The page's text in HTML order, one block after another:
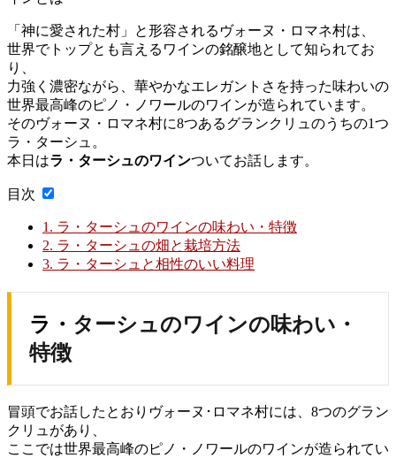
「神に愛された村」と形容されるヴォーヌ・ロマネ村は、
世界でトップとも言えるワインの銘醸地として知られてお
り、
力強く濃密ながら、華やかなエレガントさを持った味わいの
世界最高峰のピノ・ノワールのワインが造られています。
そのヴォーヌ・ロマネ村に8つあるグランクリュのうちの1つ
ラ・ターシュ。
本日はラ・ターシュのワインついてお話します。
目次
1. ラ・ターシュのワインの味わい・特徴
2. ラ・ターシュの畑と栽培方法
3. ラ・ターシュと相性のいい料理
ラ・ターシュのワインの味わい・
特徴
冒頭でお話したとおりヴォーヌ･ロマネ村には、8つのグラン
クリュがあり、
ここでは世界最高峰のピノ・ノワールのワインが造られてい